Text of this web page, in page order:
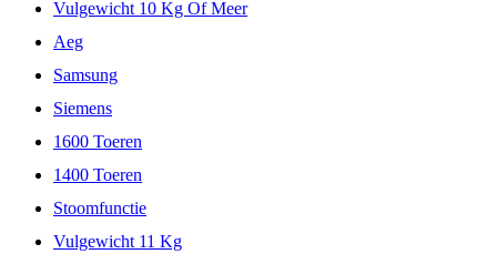
Vulgewicht 10 Kg Of Meer
Aeg
Samsung
Siemens
1600 Toeren
1400 Toeren
Stoomfunctie
Vulgewicht 11 Kg